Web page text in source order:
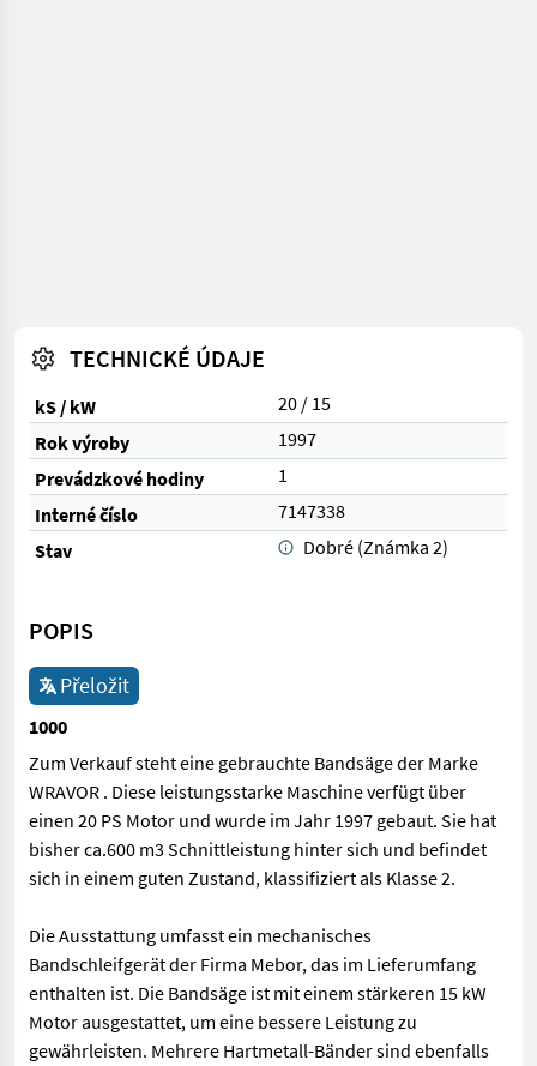
TECHNICKÉ ÚDAJE
kS / kW
20 / 15
Rok výroby
1997
Prevádzkové hodiny
1
Interné číslo
7147338
Stav
Dobré (Známka 2)
POPIS
Přeložit
1000
Zum Verkauf steht eine gebrauchte Bandsäge der Marke
WRAVOR . Diese leistungsstarke Maschine verfügt über
einen 20 PS Motor und wurde im Jahr 1997 gebaut. Sie hat
bisher ca.600 m3 Schnittleistung hinter sich und befindet
sich in einem guten Zustand, klassifiziert als Klasse 2.
Die Ausstattung umfasst ein mechanisches
Bandschleifgerät der Firma Mebor, das im Lieferumfang
enthalten ist. Die Bandsäge ist mit einem stärkeren 15 kW
Motor ausgestattet, um eine bessere Leistung zu
gewährleisten. Mehrere Hartmetall-Bänder sind ebenfalls